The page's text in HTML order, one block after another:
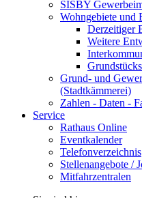
SISBY
Wohngebiete und
Derzeitiger
Weitere
Grund- und
(Stadtkämmerei)
Zahlen - Daten -
Service
Rathaus Online
Eventkalender
Telefonverzeichnis
Stellenangebote /
Mitfahrzentralen